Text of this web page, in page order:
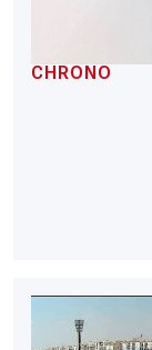
CHRONO